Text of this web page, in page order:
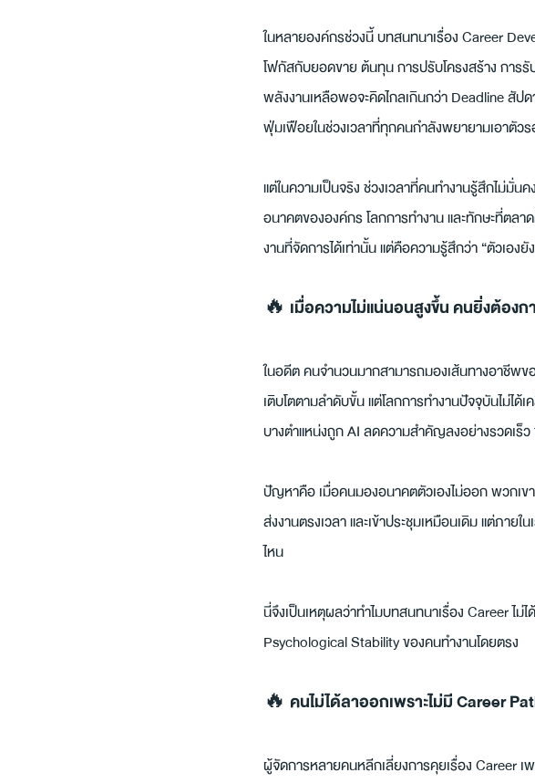
ในหลายองค์กรช่วงนี้ บทสนทนาเรื่อง Career
โฟกัสกับยอดขาย ต้นทุน การปรับโครงสร้าง การ
พลังงานเหลือพอจะคิดไกลเกินกว่า Deadline สัป
ฟุ่มเฟือยในช่วงเวลาที่ทุกคนกำลังพยายามเอาตัว
แต่ในความเป็นจริง ช่วงเวลาที่คนทำงานรู้สึกไม่มั่
อนาคตขององค์กร โลกการทำงาน และทักษะที่ตลา
งานที่จัดการได้เท่านั้น แต่คือความรู้สึกว่า “ตัวเอง
🔥 เมื่อความไม่แน่นอนสูงขึ้น คนยิ่งต้อง
ในอดีต คนจำนวนมากสามารถมองเส้นทางอาชีพข
เติบโตตามลำดับขั้น แต่โลกการทำงานปัจจุบันไม่ไ
บางตำแหน่งถูก AI ลดความสำคัญลงอย่างรวดเร็
ปัญหาคือ เมื่อคนมองอนาคตตัวเองไม่ออก พวกเขา
ส่งงานตรงเวลา และเข้าประชุมเหมือนเดิม แต่ภาย
ไหน
นี่จึงเป็นเหตุผลว่าทำไมบทสนทนาเรื่อง Career ไม่
Psychological Stability ของคนทำงานโดยตรง
🔥 คนไม่ได้ลาออกเพราะไม่มี Career
ผู้จัดการหลายคนหลีกเลี่ยงการคุยเรื่อง Career เ